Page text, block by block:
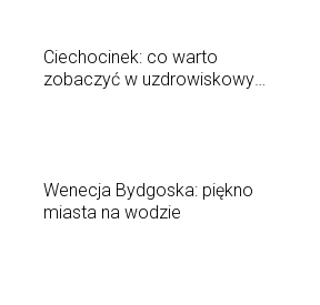
Ciechocinek: co warto
zobaczyć w uzdrowiskowym
Wenecja Bydgoska: piękno
miasta na wodzie